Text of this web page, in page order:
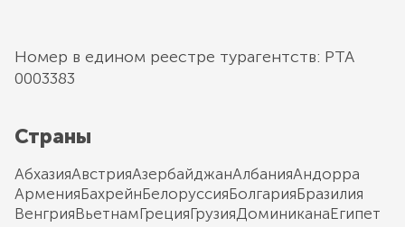
Номер в едином реестре турагентств: РТА
0003383
Страны
АбхазияАвстрияАзербайджанАлбанияАндорра
АрменияБахрейнБелоруссияБолгарияБразилия
ВенгрияВьетнамГрецияГрузияДоминиканаЕгипет